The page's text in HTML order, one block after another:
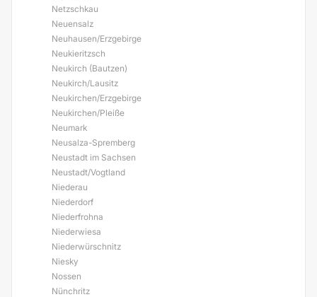
Netzschkau
Neuensalz
Neuhausen/Erzgebirge
Neukieritzsch
Neukirch (Bautzen)
Neukirch/Lausitz
Neukirchen/Erzgebirge
Neukirchen/Pleiße
Neumark
Neusalza-Spremberg
Neustadt im Sachsen
Neustadt/Vogtland
Niederau
Niederdorf
Niederfrohna
Niederwiesa
Niederwürschnitz
Niesky
Nossen
Nünchritz